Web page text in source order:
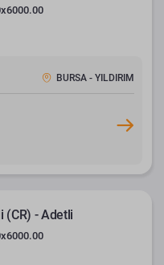
BURSA - YILDIRIM
(CR) - Adetli